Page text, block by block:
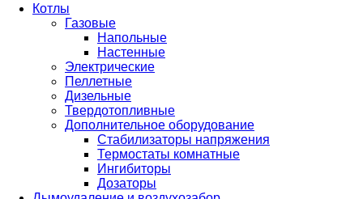
Котлы
Газовые
Напольные
Настенные
Электрические
Пеллетные
Дизельные
Твердотопливные
Дополнительное оборудование
Стабилизаторы напряжения
Термостаты комнатные
Ингибиторы
Дозаторы